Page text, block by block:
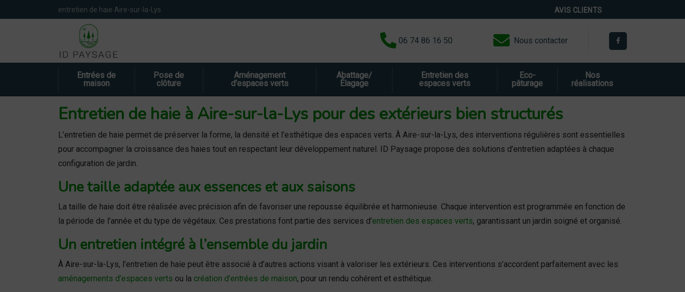
entretien de haie Aire-sur-la-Lys AVIS CLIENTS
06 74 86 16 50 Nous contacter
Entrées de
maison
Pose de
clôture
Aménagement
d'espaces verts
Abattage/
Élagage
Entretien des
espaces verts
Eco-
pâturage
Nos
réalisations
Entretien de haie à Aire-sur-la-Lys pour des extérieurs bien structurés
L’entretien de haie permet de préserver la forme, la densité et l’esthétique des espaces verts. À Aire-sur-la-Lys, des interventions régulières sont essentielles
pour accompagner la croissance des haies tout en respectant leur développement naturel. ID Paysage propose des solutions d’entretien adaptées à chaque
configuration de jardin.
Une taille adaptée aux essences et aux saisons
La taille de haie doit être réalisée avec précision afin de favoriser une repousse équilibrée et harmonieuse. Chaque intervention est programmée en fonction de
la période de l’année et du type de végétaux. Ces prestations font partie des services d’entretien des espaces verts, garantissant un jardin soigné et organisé.
Un entretien intégré à l’ensemble du jardin
À Aire-sur-la-Lys, l’entretien de haie peut être associé à d’autres actions visant à valoriser les extérieurs. Ces interventions s’accordent parfaitement avec les
aménagements d’espaces verts ou la création d’entrées de maison, pour un rendu cohérent et esthétique.
Panneau de gestion des cookies